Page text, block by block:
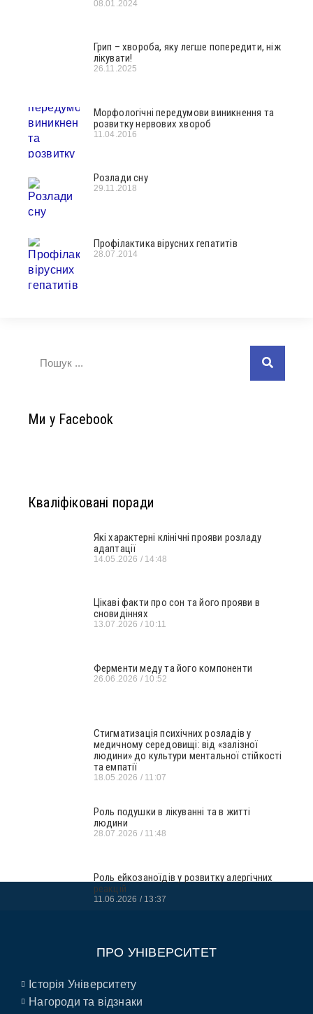
08.01.2024
Грип – хвороба, яку легше попередити, ніж
лікувати!
26.11.2025
Морфологічні передумови виникнення та
розвитку нервових хвороб
11.04.2016
Розлади cну
29.11.2018
Профілактика вірусних гепатитів
28.07.2014
Ми у Facebook
Кваліфіковані поради
Які характерні клінічні прояви розладу
адаптації
14.05.2026 14:48
Цікаві факти про сон та його прояви в
сновидіннях
13.07.2026 10:11
Ферменти меду та його компоненти
26.06.2026 10:52
Стигматизація психічних розладів у
медичному середовищі: від «залізної
людини» до культури ментальної стійкості
та емпатії
18.05.2026 11:07
Роль подушки в лікуванні та в житті
людини
28.07.2026 11:48
Роль ейкозаноїдів у розвитку алергічних
реакцій
11.06.2026 13:37
ПРО УНІВЕРСИТЕТ
Історія Університету
Нагороди та відзнаки